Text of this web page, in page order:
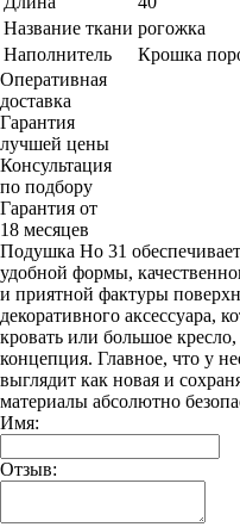
Название ткани рогожка
Наполнитель
Крошка
Оперативная
доставка
Гарантия
лучшей цены
Консультация
по подбору
Гарантия от
18 месяцев
Подушка Но 31
удобной формы,
и приятной фактуры
декоративного аксессуара,
кровать или большое кресло,
концепция. Главное, что у
выглядит как новая и
материалы абсолютно
Имя:
Отзыв: